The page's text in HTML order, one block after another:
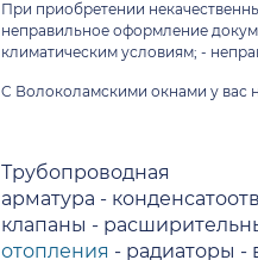
При приобретении
неправильное оформление
климатическим условиям; -
C Волоколамскими окнами у вас
Трубопроводная
арматура -
клапаны -
отопления - радиаторы -